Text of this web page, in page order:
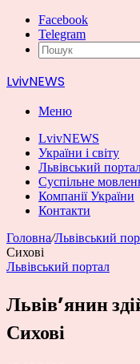
Facebook
Telegram
LvivNEWS
Меню
LvivNEWS
України і світу
Львівський
Суспільне
Компанії України
Контакти
Головна/Львівський
Сихові
Львівський портал
Львів’янин
Сихові